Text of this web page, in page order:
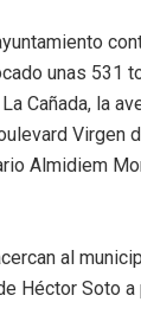
unas 531
Cañada, la
Virgen
Almidiem
al
Héctor Soto